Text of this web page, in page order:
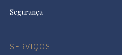
Segurança
SERVIÇOS